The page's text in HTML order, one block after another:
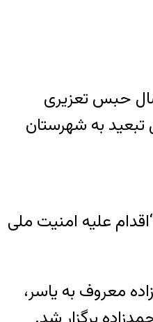
آقایان یوسف ندرخانی، محمد رضا امیدی، محمد علی مسیب زاده و زمان فدائی، هر یک به تحمل ۱۰ سال حبس تعزیری
کشیش یوسف ندرخانی به ۲ سال تبعید به شهرستان نیک شهر و محمد رضا امیدی هم به ۲ سال تبعید به شهرستان
علیه امنیت ملی
معروف به یاسر،